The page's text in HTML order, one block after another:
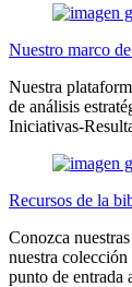
Nuestro marco
Nuestra
de análisis
Iniciativas-
Recursos de la
Conozca
nuestra
punto de entrada